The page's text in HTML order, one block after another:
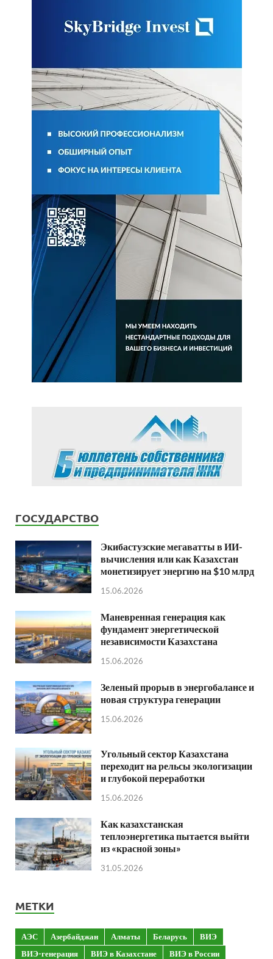
ГОСУДАРСТВО
Экибастузские мегаватты в ИИ-
вычисления или как Казахстан
монетизирует энергию на $10 млрд
15.06.2026
Маневренная генерация как
фундамент энергетической
независимости Казахстана
15.06.2026
Зеленый прорыв в энергобалансе и
новая структура генерации
15.06.2026
Угольный сектор Казахстана
переходит на рельсы экологизации
и глубокой переработки
15.06.2026
Как казахстанская
теплоэнергетика пытается выйти
из «красной зоны»
31.05.2026
МЕТКИ
АЭС Азербайджан Алматы Беларусь
ВИЭ
ВИЭ-генерация
ВИЭ в Казахстане
ВИЭ в России